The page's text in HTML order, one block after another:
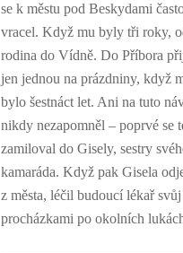
se k městu pod Beskydami
vracel. Když mu byly tři roky,
rodina do Vídně. Do Příbora
jen jednou na prázdniny, když
bylo šestnáct let. Ani na tuto
nikdy nezapomněl – poprvé se
zamiloval do Gisely, sestry
kamaráda. Když pak Gisela
z města, léčil budoucí lékař svůj
procházkami po okolních